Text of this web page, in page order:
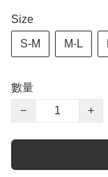
Size
S-M M-L
數量
−
+